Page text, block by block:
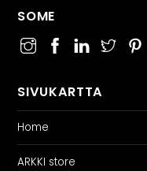
SOME
SIVUKARTTA
Home
ARKKI store